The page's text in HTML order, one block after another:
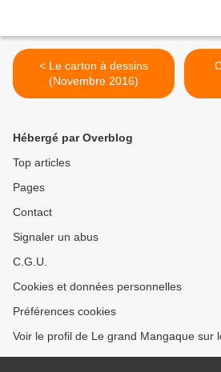
< Le carton à dessins
(Novembre 2016)
Hébergé par Overblog
Top articles
Pages
Contact
Signaler un abus
C.G.U.
Cookies et données personnelles
Préférences cookies
Voir le profil de Le grand Mangaque sur